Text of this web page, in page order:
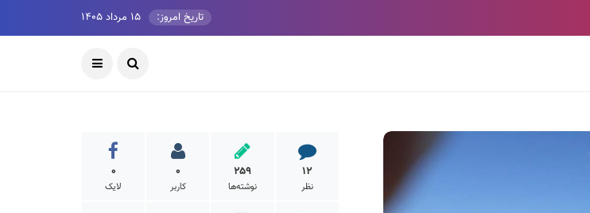
تاریخ امروز: ۱۵ مرداد ۱۴۰۵
۱۲
نظر
۲۵۹
نوشته‌ها
۰
کاربر
۰
لایک